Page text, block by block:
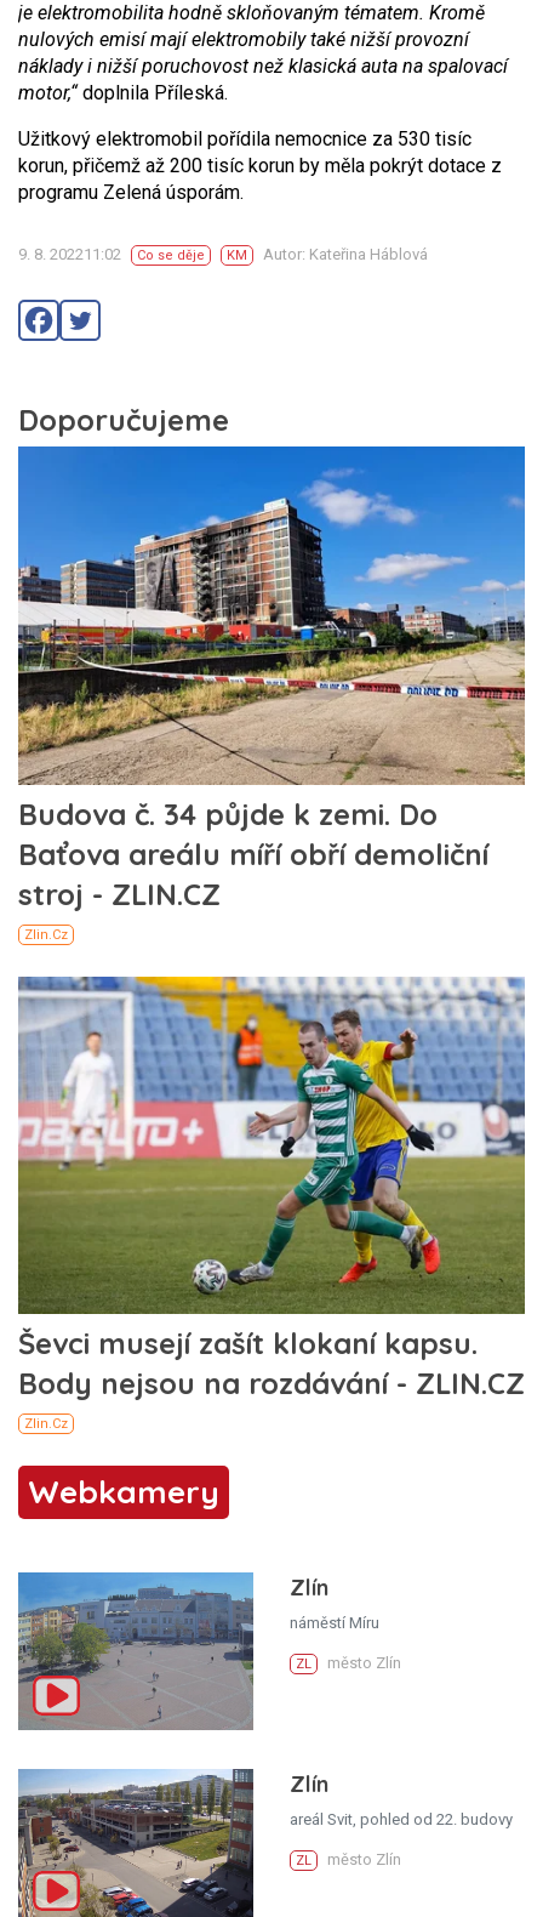
je elektromobilita hodně skloňovaným tématem. Kromě
nulových emisí mají elektromobily také nižší provozní
náklady i nižší poruchovost než klasická auta na spalovací
motor,“doplnila Příleská.
Užitkový elektromobil pořídila nemocnice za 530 tisíc
korun, přičemž až 200 tisíc korun by měla pokrýt dotace z
programu Zelená úsporám.
9. 8. 202211:02 Co se děje KM Autor: Kateřina Háblová
Webkamery
Zlín
náměstí Míru
ZL město Zlín
Zlín
areál Svit, pohled od 22. budovy
ZL město Zlín